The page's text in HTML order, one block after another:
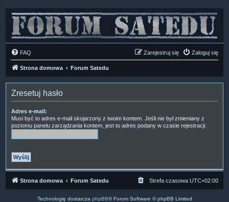
FAQ Zaloguj się
Zarejestruj się
Strona domowa Forum Satedu
Zresetuj hasło
Adres e-mail:
Musi być to adres e-mail skojarzony z twoim kontem. Jeśli nie był zmieniany z
poziomu panelu zarządzania kontem, jest to adres podany w czasie rejestracji.
Strona domowa Forum Satedu Strefa czasowa UTC+02:00
Technologię dostarcza phpBB® Forum Software © phpBB Limited